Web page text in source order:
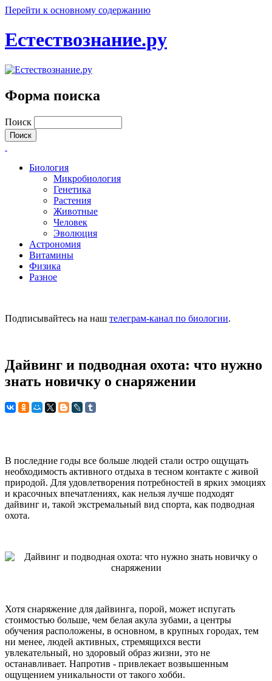
Перейти к основному содержанию
Естествознание.ру
Форма поиска
Поиск
Биология
Микробиология
Генетика
Растения
Животные
Человек
Эволюция
Астрономия
Витамины
Физика
Разное
Подписывайтесь на наш телеграм-канал по биологии.
Дайвинг и подводная охота: что нужно
знать новичку о снаряжении
В последние годы все больше людей стали остро ощущать
необходимость активного отдыха в тесном контакте с живой
природой. Для удовлетворения потребностей в ярких эмоциях
и красочных впечатлениях, как нельзя лучше подходят
дайвинг и, такой экстремальный вид спорта, как подводная
охота.
Хотя снаряжение для дайвинга, порой, может испугать
стоимостью больше, чем белая акула зубами, а центры
обучения расположены, в основном, в крупных городах, тем
ни менее, людей активных, стремящихся вести
увлекательный, но здоровый образ жизни, это не
останавливает. Напротив - привлекает возвышенным
ощущением уникальности от такого хобби.